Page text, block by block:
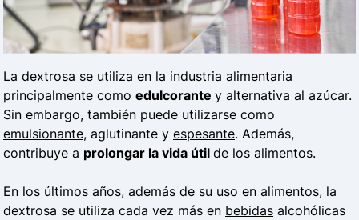
La dextrosa se utiliza en la industria alimentaria
principalmente como edulcorante y alternativa al azúcar.
Sin embargo, también puede utilizarse como
emulsionante, aglutinante y espesante. Además,
contribuye a prolongar la vida útil de los alimentos.
En los últimos años, además de su uso en alimentos, la
dextrosa se utiliza cada vez más en bebidas alcohólicas